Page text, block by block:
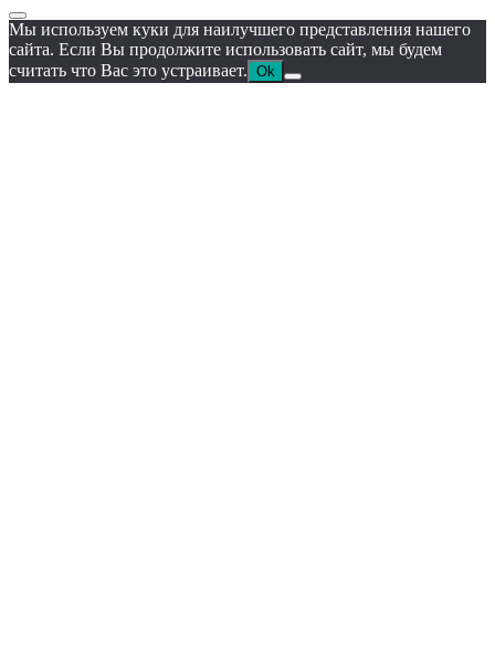
Мы используем куки для наилучшего представления нашего
сайта. Если Вы продолжите использовать сайт, мы будем
считать что Вас это устраивает. Ok